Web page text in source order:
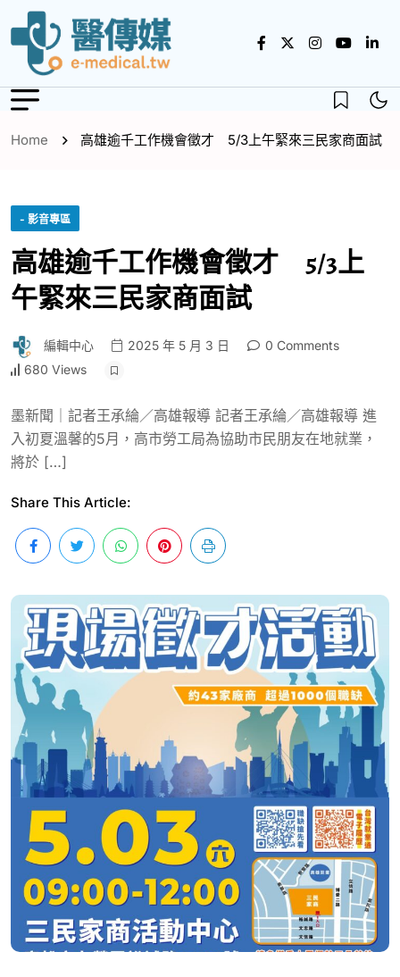
Home 高雄逾千工作機會徵才 5/3上午緊來三民家商面試
- 影音專區
高雄逾千工作機會徵才 5/3上
午緊來三民家商面試
編輯中心 2025 年 5 月 3 日
0 Comments
680 Views
墨新聞｜記者王承綸／高雄報導 記者王承綸／高雄報導 進
入初夏溫馨的5月，高市勞工局為協助市民朋友在地就業，
將於 […]
Share This Article: